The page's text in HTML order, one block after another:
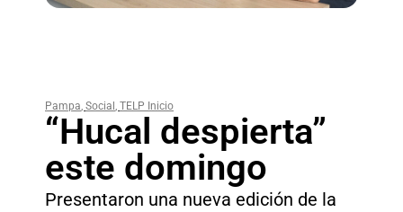
Pampa, Social , TELP Inicio
“Hucal despierta”
este domingo
Presentaron una nueva edición de la